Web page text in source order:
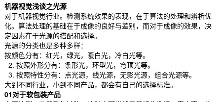
机器视觉浅谈之光源
对于机器视觉行业。检测系统效果的表现，在于算法的处理和辨析优
化。算法处理的基础在于成像的良好与差别，而对于成像的效果，决
定因素在于光源的搭配和选择。
光源的分类也是多种多样：
按颜色分有：红光，绿光，暖白光，冷白光等。
2. 按照外形分有：条形光，环型光，穹顶光等。
3. 按照特性分有：点光源，线光源，无影光源，组合光源等。
大到不同行业，小到不同产品，都会有自己的选择标准。
01对于软包装产品